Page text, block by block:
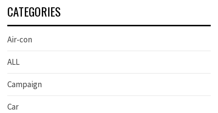
CATEGORIES
Air-con
ALL
Campaign
Car